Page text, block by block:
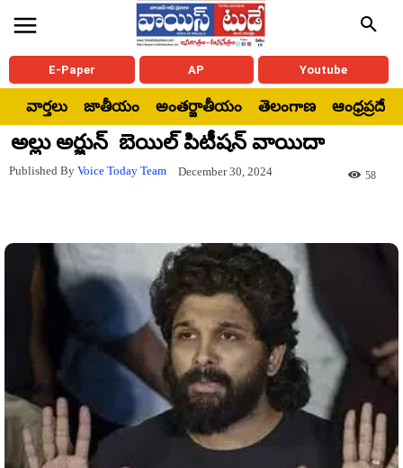
E-Paper AP Youtube
వార్తలు జాతీయం అంతర్జాతీయం తెలంగాణ ఆంధ్రప్రదేశ్
అల్లు అర్జున్ బెయిల్ పిటీషన్ వాయిదా
Published By Voice Today Team December 30, 2024 58